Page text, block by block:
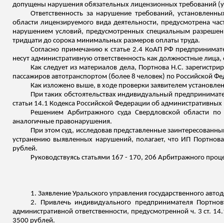
допущены нарушения обязательных лицензионных требований
Ответственность за нарушение требований,
области лицензируемого вида деятельности, предусмотрена
нарушением условий, предусмотренных специальным
тридцати до сорока минимальных размеров оплаты труда.
Согласно примечанию к статье 2.4 КоАП РФ
несут административную ответственность как должностные
Как следует из материалов дела, Портнова Н.С.
пассажиров автотранспортом (более 8 человек) по Российской
Как изложено выше, в ходе проверки заявителем
При таких обстоятельствах индивидуальный
статьи 14.1 Кодекса Российской Федерации об
Решением Арбитражного суда Свердловской области
аналогичные правонарушения.
При этом суд, исследовав представленные
устранению выявленных нарушений, полагает, что ИП
рублей.
Руководствуясь статьями 167 - 170, 206 Арбитражного
1. Заявление Уральского управления государственного
2. Привлечь индивидуального предпринимателя
административной ответственности, предусмотренной ч. 3 ст.
3500 рублей.